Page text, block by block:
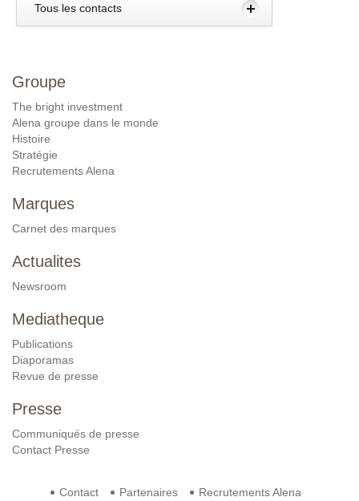
Tous les contacts
Groupe
The bright investment
Alena groupe dans le monde
Histoire
Stratégie
Recrutements Alena
Marques
Carnet des marques
Actualites
Newsroom
Mediatheque
Publications
Diaporamas
Revue de presse
Presse
Communiqués de presse
Contact Presse
Contact Partenaires Recrutements Alena